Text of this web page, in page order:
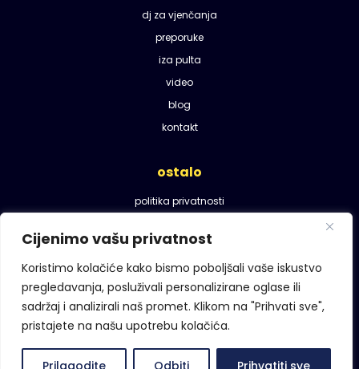
Cijenimo vašu privatnost
Koristimo kolačiće kako bismo poboljšali vaše iskustvo
pregledavanja, posluživali personalizirane oglase ili
sadržaj i analizirali naš promet. Klikom na "Prihvati sve",
pristajete na našu upotrebu kolačića.
Prilagodite Odbiti Prihvatiti sve
dj za vjenčanja
preporuke
iza pulta
video
blog
kontakt
ostalo
politika privatnosti
zaprati me